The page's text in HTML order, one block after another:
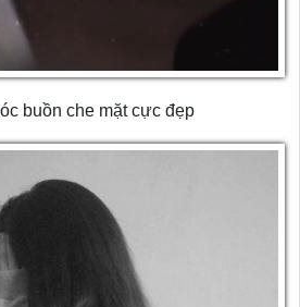
buồn che mặt cực đẹp